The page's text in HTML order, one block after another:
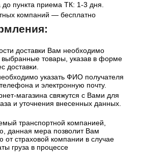
до пункта приема ТК: 1-3 дня.
компаний — бесплатно
доставки Вам необходимо
товары, указав в форме
доставки.
указать ФИО получателя
и электронную почту.
магазина свяжутся с Вами для
и уточнения внесенных данных.
транспортной компанией,
данная мера позволит Вам
от страховой компании в случае
груза в процессе